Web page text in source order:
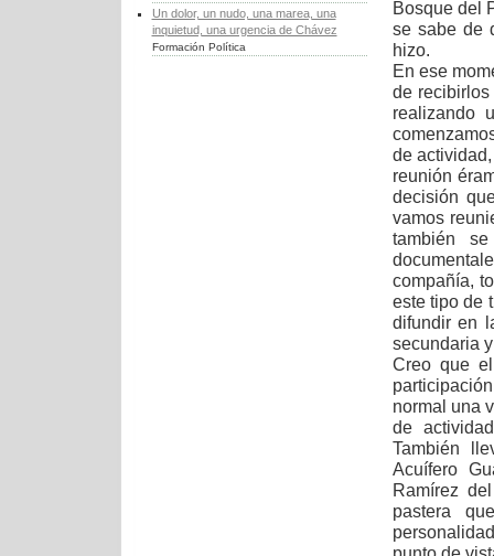
Un dolor, un nudo, una marea, una
inquietud, una urgencia de Chávez
Formación Política
Bosque del
se sabe de
hizo.
En ese
de
realizando
de
reunión
decisión
vamos
también
compañía,
este tipo de
difundir en
secundaria
Creo que
normal una
de
También
Acuífero
Ramírez
pastera